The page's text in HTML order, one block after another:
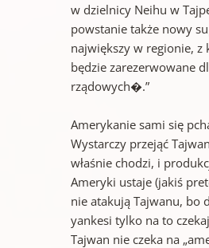
w dzielnicy Neihu w
powstanie także nowy
największy w regionie, z
będzie zarezerwowane
rządowych�.”
Amerykanie sami się
Wystarczy przejąć
właśnie chodzi, i
Ameryki ustaje (jakiś
nie atakują Tajwanu, bo
yankesi tylko na to
Tajwan nie czeka na